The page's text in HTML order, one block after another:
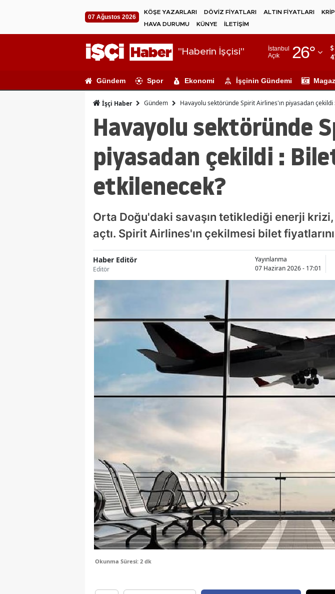
07 Ağustos 2026
KÖŞE YAZARLARI DÖVİZ FİYATLARI ALTIN FİYATLARI
HAVA DURUMU
KÜNYE İLETİŞİM
"Haberin İşçisi"
İstanbul
Açık
26°
Adıyaman
Ağrı
Ankara
Antalya
Balıkesir
Bilecik
Bingöl
Bolu
Burdur
Bursa
Çanakkale
Çankırı
Çorum
Diyarbakır
Edirne
Elazığ
Erzurum
Eskişehir
Gündem Spor Ekonomi İşçinin Gündemi
İşçi Haber Gündem Havayolu sektöründe Spirit Airlines'ın piyasadan çekildi
Havayolu sektöründe
piyasadan çekildi :
etkilenecek?
Orta Doğu'daki savaşın tetiklediği enerji
açtı. Spirit Airlines'ın çekilmesi bilet
Haber Editör
Editör
Yayınlanma
07 Haziran 2026 - 17:01
Okunma Süresi: 2 dk